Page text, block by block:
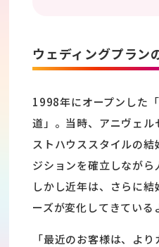
ウェディングプラン
1998年にオープンした
道」。当時、アニヴェ
ストハウススタイルの
ジションを確立しながら
しかし近年は、さらに
ーズが変化してきている
「最近のお客様は、よ